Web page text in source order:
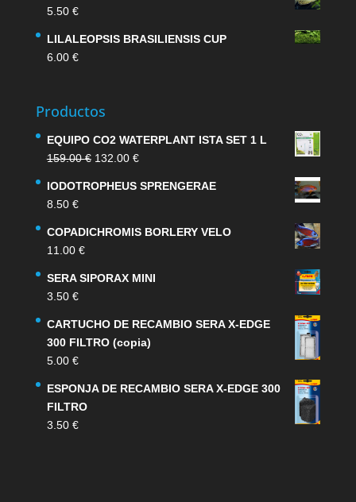
5.50 €
LILALEOPSIS BRASILIENSIS CUP
6.00 €
Productos
EQUIPO CO2 WATERPLANT ISTA SET 1 L
159.00€ El
original
159.00 €.
132.00 €El
actual
132.00 €.
IODOTROPHEUS SPRENGERAE
8.50 €
COPADICHROMIS BORLERY VELO
11.00 €
SERA SIPORAX MINI
3.50 €
CARTUCHO DE RECAMBIO SERA X-EDGE
300 FILTRO (copia)
5.00 €
ESPONJA DE RECAMBIO SERA X-EDGE 300
FILTRO
3.50 €